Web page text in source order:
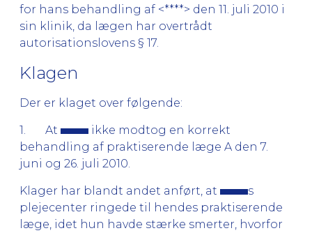
for hans behandling af <****> den 11. juli 2010 i
sin klinik, da lægen har overtrådt
autorisationslovens § 17.
Klagen
Der er klaget over følgende:
1. At
ikke modtog en korrekt
behandling af praktiserende læge A den 7.
juni og 26. juli 2010.
Klager har blandt andet anført, at
s
plejecenter ringede til hendes praktiserende
læge, idet hun havde stærke smerter, hvorfor